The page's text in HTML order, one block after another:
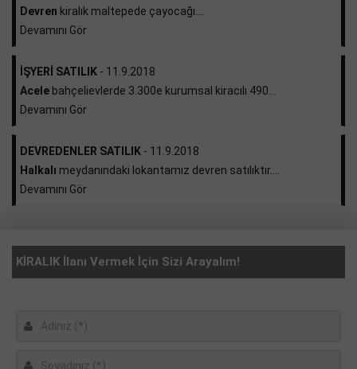
Devren kiralık maltepede çayocağı....
Devamını Gör
İŞYERİ SATILIK - 11.9.2018
Acele bahçelievlerde 3.300e kurumsal kiracılı 490...
Devamını Gör
DEVREDENLER SATILIK - 11.9.2018
Halkalı meydanındaki lokantamız devren satılıktır....
Devamını Gör
KİRALIK İlanı Vermek İçin Sizi Arayalım!